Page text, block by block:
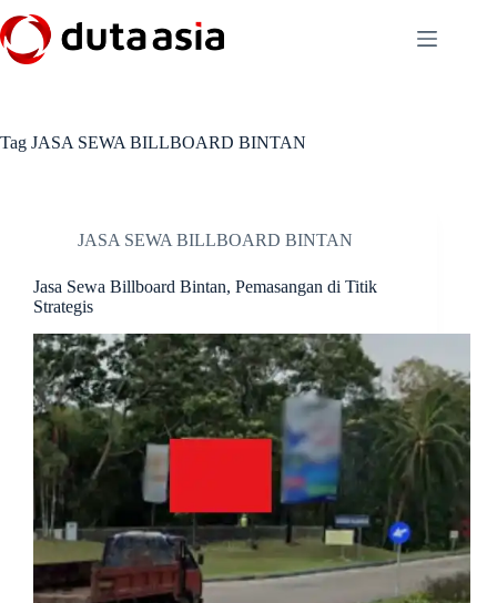
to
content
Tag JASA SEWA BILLBOARD BINTAN
JASA SEWA BILLBOARD BINTAN
Jasa Sewa Billboard Bintan, Pemasangan di Titik
Strategis